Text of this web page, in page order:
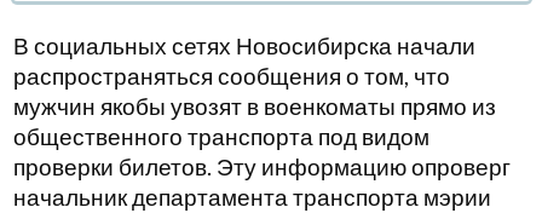
В социальных сетях Новосибирска начали
распространяться сообщения о том, что
мужчин якобы увозят в военкоматы прямо из
общественного транспорта под видом
проверки билетов. Эту информацию опроверг
начальник департамента транспорта мэрии